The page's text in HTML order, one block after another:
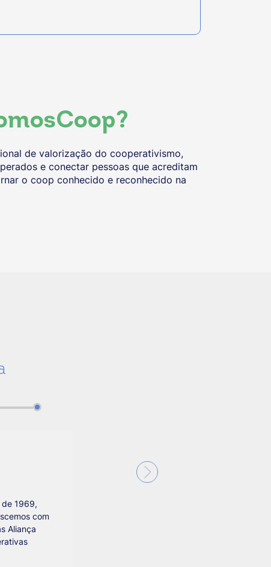
de valorização do cooperativismo,
e conectar pessoas que acreditam
o coop conhecido e reconhecido na
de 1969,
com
Aliança